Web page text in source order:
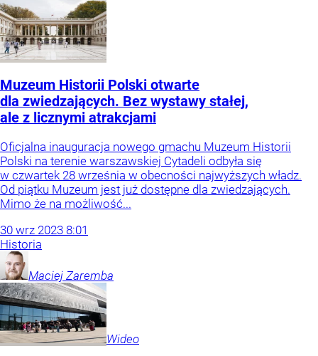
Muzeum Historii Polski otwarte
dla zwiedzających. Bez wystawy stałej,
ale z licznymi atrakcjami
Oficjalna inauguracja nowego gmachu Muzeum Historii
Polski na terenie warszawskiej Cytadeli odbyła się
w czwartek 28 września w obecności najwyższych władz.
Od piątku Muzeum jest już dostępne dla zwiedzających.
Mimo że na możliwość...
30 wrz 2023 8:01
Historia
Maciej Zaremba
Wideo